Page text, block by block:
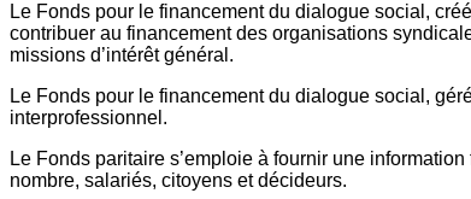
Le Fonds pour le financement du dialogue social,
contribuer au financement des organisations
missions d’intérêt général.
Le Fonds pour le financement du dialogue social,
interprofessionnel.
Le Fonds paritaire s’emploie à fournir une
nombre, salariés, citoyens et décideurs.